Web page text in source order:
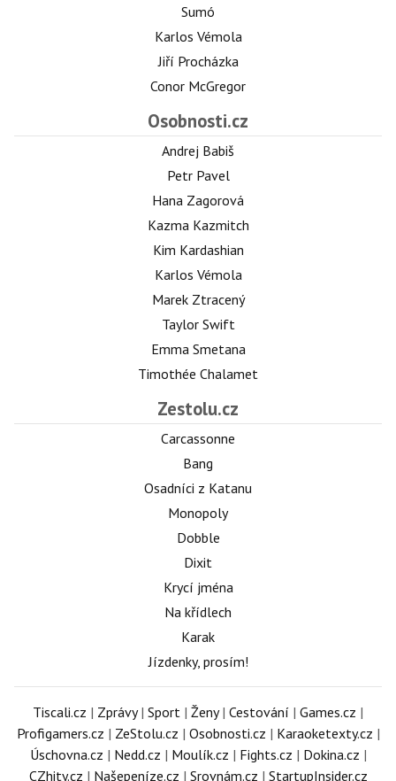
Sumó
Karlos Vémola
Jiří Procházka
Conor McGregor
Osobnosti.cz
Andrej Babiš
Petr Pavel
Hana Zagorová
Kazma Kazmitch
Kim Kardashian
Karlos Vémola
Marek Ztracený
Taylor Swift
Emma Smetana
Timothée Chalamet
Zestolu.cz
Carcassonne
Bang
Osadníci z Katanu
Monopoly
Dobble
Dixit
Krycí jména
Na křídlech
Karak
Jízdenky, prosím!
Tiscali.cz | Zprávy| Sport | Ženy| Cestování | Games.cz |
Profigamers.cz | ZeStolu.cz | Osobnosti.cz | Karaoketexty.cz |
Úschovna.cz | Nedd.cz | Moulík.cz | Fights.cz | Dokina.cz |
CZhity.cz | Našepeníze.cz | Srovnám.cz | StartupInsider.cz